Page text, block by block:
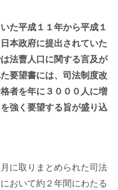
た平成１１年から平成１
本政府に提出されていた
法曹人口に関する言及が
要望書には、司法制度改
者を年に３０００人に増
強く要望する旨が盛り込
に取りまとめられた司法
おいて約２年間にわたる